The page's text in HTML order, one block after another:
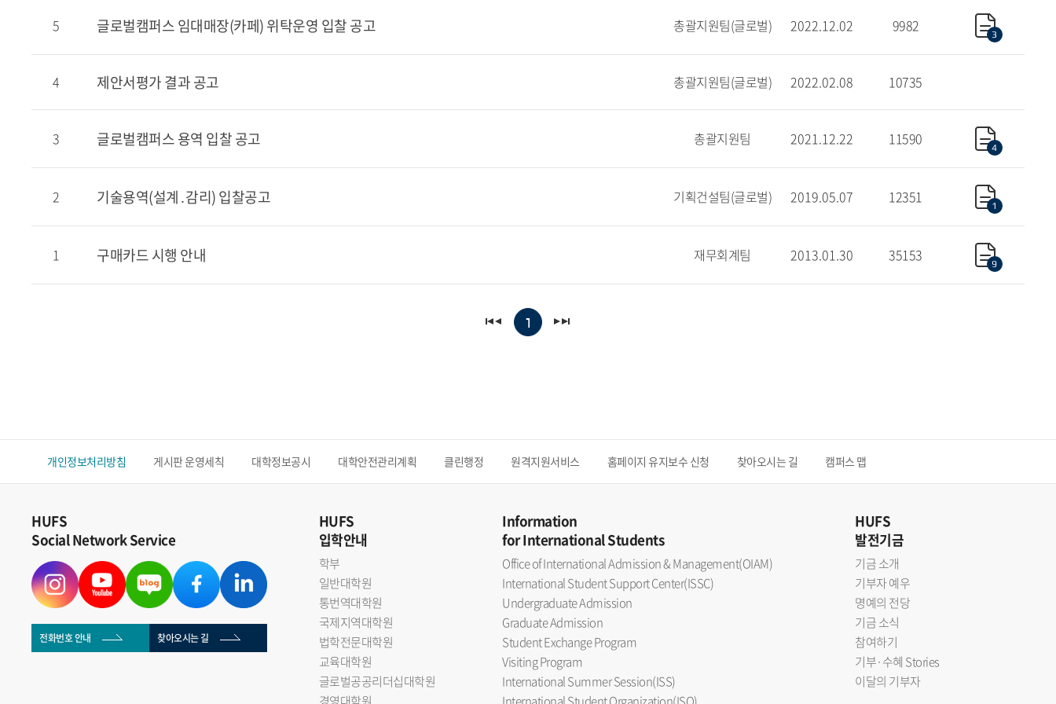
5 글로벌캠퍼스 임대매장(카페) 위탁운영 입찰 공고 총괄지원팀(글로벌) 2022.12.02 9982 3
4 제안서평가 결과 공고 총괄지원팀(글로벌) 2022.02.08 10735
3 글로벌캠퍼스 용역 입찰 공고 총괄지원팀 2021.12.22 11590 4
2 기술용역(설계․감리) 입찰공고 기획건설팀(글로벌) 2019.05.07 12351 1
1 구매카드 시행 안내 재무회계팀 2013.01.30 35153 9
1
개인정보처리방침 게시판 운영세칙 대학정보공시 대학안전관리계획 클린행정 원격지원서비스 홈페이지 유지보수 신청 찾아오시는 길 캠퍼스 맵
HUFS
Social Network Service
전화번호 안내 찾아오시는 길
HUFS
입학안내
학부
일반대학원
통번역대학원
국제지역대학원
법학전문대학원
교육대학원
글로벌공공리더십대학원
Information
for International Students
Office of International Admission & Management(OIAM)
International Student Support Center(ISSC)
Undergraduate Admission
Graduate Admission
Student Exchange Program
Visiting Program
International Summer Session(ISS)
HUFS
발전기금
기금 소개
기부자 예우
명예의 전당
기금 소식
참여하기
기부·수혜 Stories
이달의 기부자